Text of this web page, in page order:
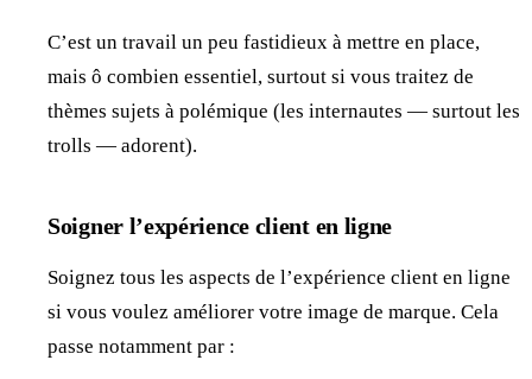
C’est un travail un peu fastidieux à mettre en place,
mais ô combien essentiel, surtout si vous traitez de
thèmes sujets à polémique (les internautes — surtout les
trolls — adorent).
Soigner l’expérience client en ligne
Soignez tous les aspects de l’expérience client en ligne
si vous voulez améliorer votre image de marque. Cela
passe notamment par :